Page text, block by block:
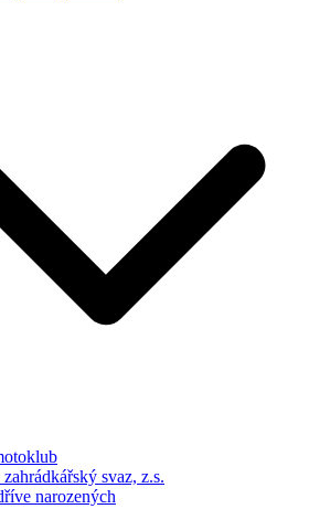
svaz, z.s.
narozených